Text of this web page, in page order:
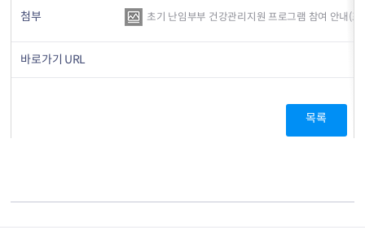
첨부 초기 난임부부 건강관리지원 프로그램 참여 안내(
바로가기 URL
목록